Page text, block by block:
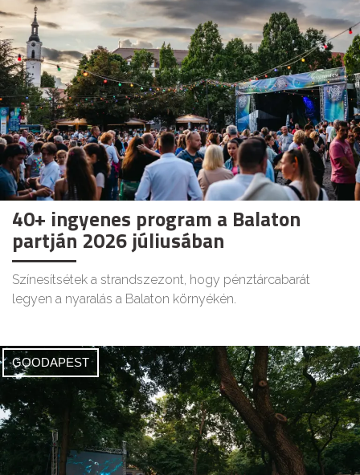
40+ ingyenes program a Balaton
partján 2026 júliusában
Színesítsétek a strandszezont, hogy pénztárcabarát
legyen a nyaralás a Balaton környékén.
GOODAPEST